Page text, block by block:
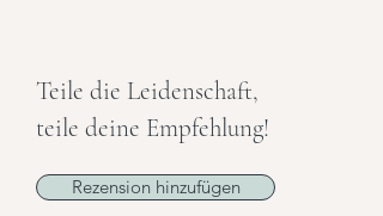
Teile die Leidenschaft,
teile deine Empfehlung!
Rezension hinzufügen